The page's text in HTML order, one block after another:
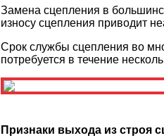
Замена сцепления в
износу сцепления приводит
Срок службы сцепления во
потребуется в течение
Признаки выхода из строя